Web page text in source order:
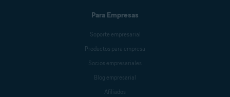
Para Empresas
Soporte empresarial
Productos para empresa
Socios empresariales
Blog empresarial
Afiliados